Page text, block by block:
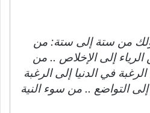
من ستة إلى ستة: من
إلى الإخلاص .. من
في الدنيا إلى الرغبة
التواضع .. من سوء النية